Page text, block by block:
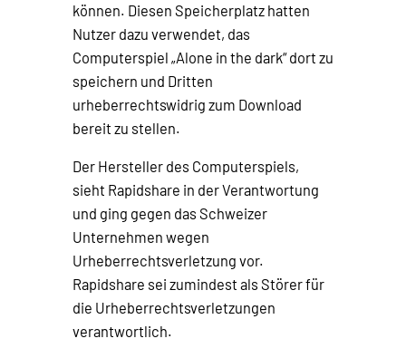
können. Diesen Speicherplatz hatten
Nutzer dazu verwendet, das
Computerspiel „Alone in the dark“ dort zu
speichern und Dritten
urheberrechtswidrig zum Download
bereit zu stellen.
Der Hersteller des Computerspiels,
sieht Rapidshare in der Verantwortung
und ging gegen das Schweizer
Unternehmen wegen
Urheberrechtsverletzung vor.
Rapidshare sei zumindest als Störer für
die Urheberrechtsverletzungen
verantwortlich.